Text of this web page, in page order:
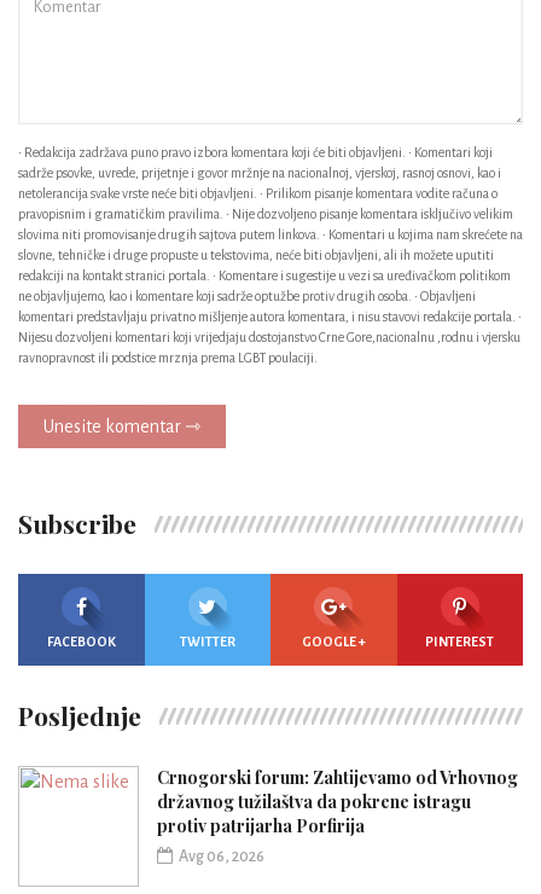
• Redakcija zadržava puno pravo izbora komentara koji će biti objavljeni. • Komentari koji
sadrže psovke, uvrede, prijetnje i govor mržnje na nacionalnoj, vjerskoj, rasnoj osnovi, kao i
netolerancija svake vrste neće biti objavljeni. • Prilikom pisanje komentara vodite računa o
pravopisnim i gramatičkim pravilima. • Nije dozvoljeno pisanje komentara isključivo velikim
slovima niti promovisanje drugih sajtova putem linkova. • Komentari u kojima nam skrećete na
slovne, tehničke i druge propuste u tekstovima, neće biti objavljeni, ali ih možete uputiti
redakciji na kontakt stranici portala. • Komentare i sugestije u vezi sa uređivačkom politikom
ne objavljujemo, kao i komentare koji sadrže optužbe protiv drugih osoba. • Objavljeni
komentari predstavljaju privatno mišljenje autora komentara, i nisu stavovi redakcije portala. •
Nijesu dozvoljeni komentari koji vrijedjaju dostojanstvo Crne Gore,nacionalnu ,rodnu i vjersku
ravnopravnost ili podstice mrznja prema LGBT poulaciji.
Unesite komentar ⇾
Subscribe
FACEBOOK TWITTER GOOGLE + PINTEREST
Posljednje
Crnogorski forum: Zahtijevamo od Vrhovnog
državnog tužilaštva da pokrene istragu
protiv patrijarha Porfirija
Avg 06, 2026